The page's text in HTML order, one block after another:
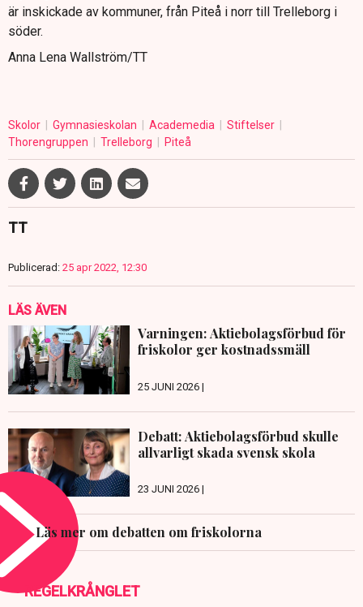
är inskickade av kommuner, från Piteå i norr till Trelleborg i
söder.
Anna Lena Wallström/TT
Skolor Gymnasieskolan Academedia
Stiftelser
Thorengruppen
Trelleborg Piteå
TT
Publicerad: 25 apr 2022, 12:30
LÄS ÄVEN
Varningen: Aktiebolagsförbud för
friskolor ger kostnadssmäll
25 JUNI 2026 |
Debatt: Aktiebolagsförbud skulle
allvarligt skada svensk skola
23 JUNI 2026 |
Läs mer om debatten om friskolorna
REGELKRÅNGLET